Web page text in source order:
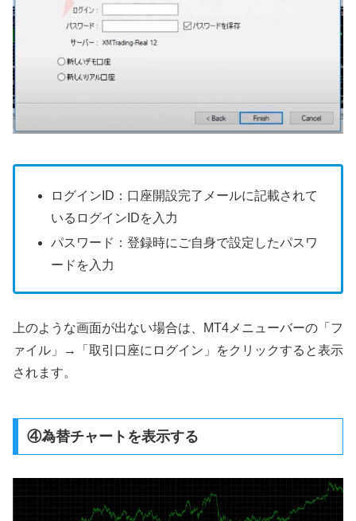
ログインID：口座開設完了メールに記載されて
いるログインIDを入力
パスワード：登録時にご自身で設定したパスワ
ードを入力
上のような画面が出ない場合は、MT4メニューバーの「フ
ァイル」→「取引口座にログイン」をクリックすると表示
されます。
④為替チャートを表示する